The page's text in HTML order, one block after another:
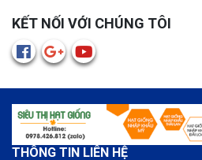
KẾT NỐI VỚI CHÚNG TÔI
THÔNG TIN LIÊN HỆ